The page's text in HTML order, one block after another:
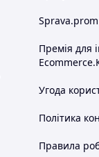
Премія для
Угода
Політика
Правила